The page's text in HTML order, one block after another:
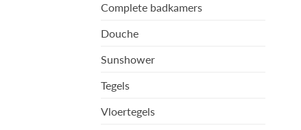
Complete badkamers
Douche
Sunshower
Tegels
Vloertegels